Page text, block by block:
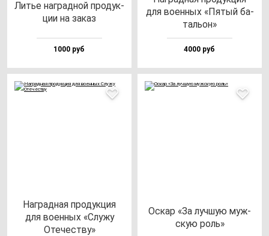
Литье наг­рад­ной про­дук­
ции на за­каз
1000 руб
для во­ен­ных «Пятый ба­
таль­он»
4000 руб
Наг­рад­ная про­дук­ция
для во­ен­ных «Слу­жу
Оте­чес­тву»
Оскар «За луч­шую муж­
скую роль»